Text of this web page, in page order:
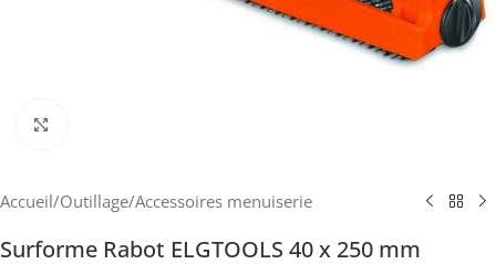
Accueil/Outillage/Accessoires menuiserie
Surforme Rabot ELGTOOLS 40 x 250 mm